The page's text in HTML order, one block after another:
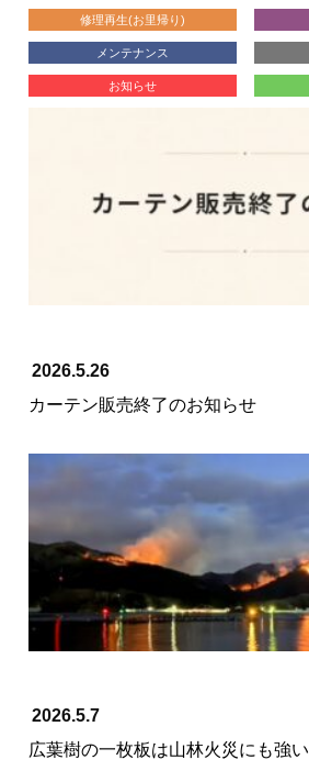
修理再生(お里帰り)
メンテナンス
お知らせ
2026.5.26
カーテン販売終了のお知らせ
2026.5.7
広葉樹の一枚板は山林火災にも強い